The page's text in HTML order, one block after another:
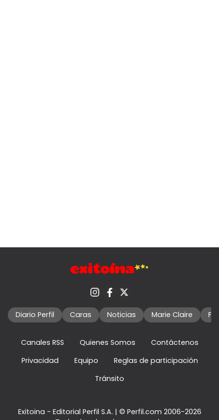
Diario Perfil Caras Noticias Marie Claire
Canales RSS Quienes Somos
Contáctenos
Privacidad
Equipo
Reglas de participación
Tránsito
Exitoina - Editorial Perfil S.A. | © Perfil.com 2006-2026